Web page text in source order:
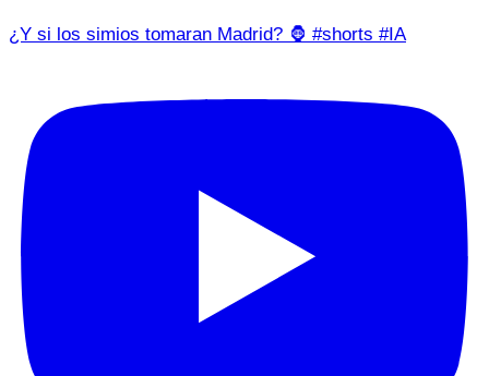
¿Y si los simios tomaran Madrid? 🦍 #shorts #IA